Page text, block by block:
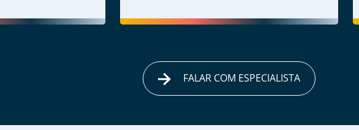
FALAR COM ESPECIALISTA